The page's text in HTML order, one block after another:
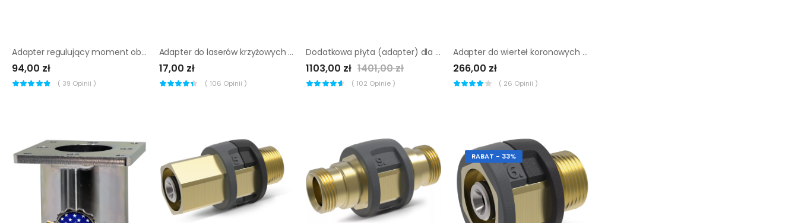
Adapter regulujący moment obrotowy wkrętarek bosch |
94,00 zł
( 39 Opinii )
Adapter do laserów krzyżowych PRO 5/8" - 1/4"
17,00 zł
( 106 Opinii )
Dodatkowa płyta (adapter) dla statywów Dr. Schulze Drill 50
1103,00 zł 1401,00 zł
( 102 Opinie )
Adapter do wierteł koronowych HT 2 F na 1 1/4'' M
266,00 zł
( 26 Opinii )
RABAT - 33%